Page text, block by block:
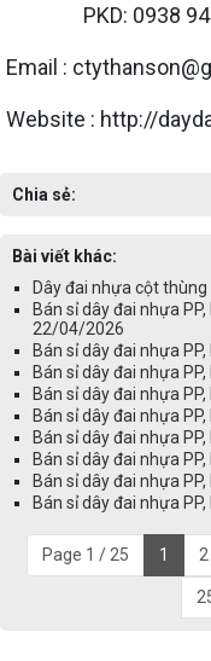
PKD: 0938
Email :
Website : http://
Chia sẻ:
Bài viết khác:
Dây đai nhựa cột
Bán sỉ dây đai nhựa
22/04/2026
Bán sỉ dây đai nhựa
Bán sỉ dây đai nhựa
Bán sỉ dây đai nhựa
Bán sỉ dây đai nhựa
Bán sỉ dây đai nhựa
Bán sỉ dây đai nhựa
Bán sỉ dây đai nhựa
Bán sỉ dây đai nhựa
Page 1 / 25 1 2